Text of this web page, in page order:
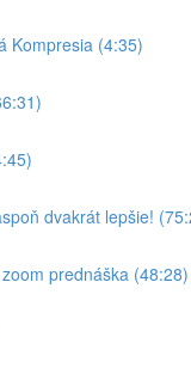
Kompresia (4:35)
dvakrát lepšie!
prednáška (48:28)